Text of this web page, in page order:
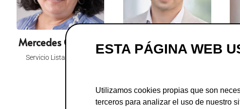
ESTA PÁGINA WEB
Utilizamos cookies propias que son
terceros para analizar el uso de nuestro
Mercedes Gombau
Servicio Lista Robinson
Roberto González